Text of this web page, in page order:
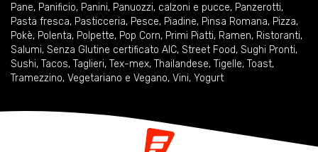
Pane, Panificio, Panini, Panuozzi, calzoni e pucce, Panzerotti,
Pasta fresca, Pasticceria, Pesce, Piadine, Pinsa Romana, Pizza,
Pokè, Polenta, Polpette, Pop Corn, Primi Piatti, Ramen, Ristoranti,
Salumi, Senza Glutine certificato AIC, Street Food, Sughi Pronti,
Sushi, Tacos, Taglieri, Tex-mex, Thailandese, Tigelle, Toast,
Tramezzino, Vegetariano e Vegano, Vini, Yogurt